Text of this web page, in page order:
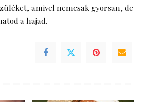
amivel nemcsak gyorsan, de
a hajad.